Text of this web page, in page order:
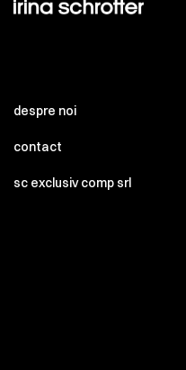
despre noi
contact
sc exclusiv comp srl